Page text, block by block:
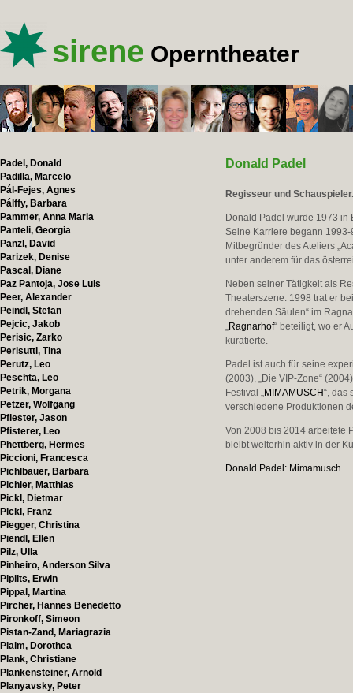
sirene Operntheater
Padel, Donald
Padilla, Marcelo
Pál-Fejes, Agnes
Pálffy, Barbara
Pammer, Anna Maria
Panteli, Georgia
Panzl, David
Parizek, Denise
Pascal, Diane
Paz Pantoja, Jose Luis
Peer, Alexander
Peindl, Stefan
Pejcic, Jakob
Perisic, Zarko
Perisutti, Tina
Perutz, Leo
Peschta, Leo
Petrik, Morgana
Petzer, Wolfgang
Pfiester, Jason
Pfisterer, Leo
Phettberg, Hermes
Piccioni, Francesca
Pichlbauer, Barbara
Pichler, Matthias
Pickl, Dietmar
Pickl, Franz
Piegger, Christina
Piendl, Ellen
Pilz, Ulla
Pinheiro, Anderson Silva
Piplits, Erwin
Pippal, Martina
Pircher, Hannes Benedetto
Pironkoff, Simeon
Pistan-Zand, Mariagrazia
Plaim, Dorothea
Plank, Christiane
Plankensteiner, Arnold
Planyavsky, Peter
Donald Padel
Regisseur und
Donald Padel wurde 1973 in
Seine Karriere begann
Mitbegründer des Ateliers
unter anderem für das
Neben seiner Tätigkeit als
Theaterszene. 1998 trat er
drehenden Säulen“ im
„Ragnarhof“ beteiligt, wo er
kuratierte.
Padel ist auch für seine
(2003), „Die VIP-Zone“
Festival „MIMAMUSCH“, das
verschiedene Produktionen
Von 2008 bis 2014 arbeitete
bleibt weiterhin aktiv in der
Donald Padel: Mimamusch